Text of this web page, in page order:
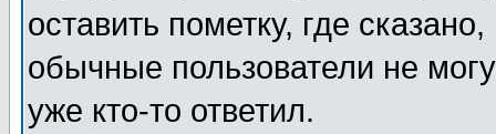
оставить пометку, где
обычные пользователи не
уже кто-то ответил.